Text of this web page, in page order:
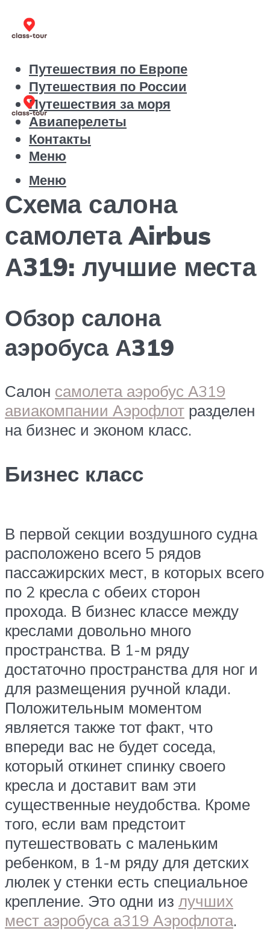
Путешествия по Европе
Путешествия по России
Путешествия за моря
Авиаперелеты
Контакты
Меню
Меню
Схема салона
самолета Airbus
А319: лучшие места
Обзор салона
аэробуса А319
Салон самолета аэробус А319
авиакомпании Аэрофлот разделен
на бизнес и эконом класс.
Бизнес класс
В первой секции воздушного судна
расположено всего 5 рядов
пассажирских мест, в которых всего
по 2 кресла с обеих сторон
прохода. В бизнес классе между
креслами довольно много
пространства. В 1-м ряду
достаточно пространства для ног и
для размещения ручной клади.
Положительным моментом
является также тот факт, что
впереди вас не будет соседа,
который откинет спинку своего
кресла и доставит вам эти
существенные неудобства. Кроме
того, если вам предстоит
путешествовать с маленьким
ребенком, в 1-м ряду для детских
люлек у стенки есть специальное
крепление. Это одни из лучших
мест аэробуса а319 Аэрофлота.